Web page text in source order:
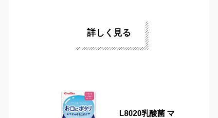
詳しく見る
L8020乳酸菌 マ